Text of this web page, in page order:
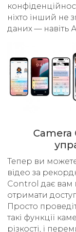
ніхто інший не
даних — навіть
Camera
Тепер ви
відео за
Control дає вам
отримати
Просто
такі функції
різкості, і